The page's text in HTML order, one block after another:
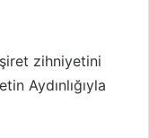
zihniyetini
Aydınlığıyla